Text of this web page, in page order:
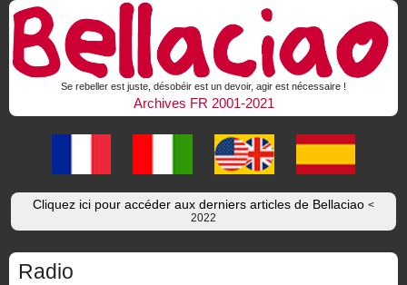
Se rebeller est juste, désobéir est un devoir, agir est nécessaire !
Archives FR 2001-2021
Cliquez ici pour accéder aux derniers articles de Bellaciao <
2022
Radio